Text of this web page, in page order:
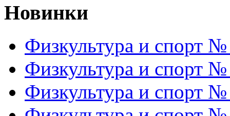
Новинки
Физкультура и спорт
Физкультура и спорт
Физкультура и спорт